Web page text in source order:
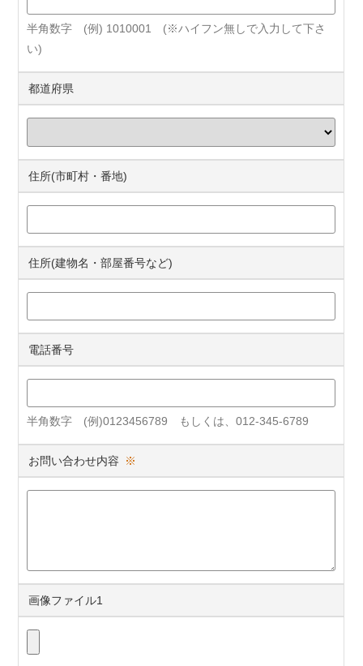
半角数字 (例) 1010001 (※ハイフン無しで入力して下さ
い)
都道府県
住所(市町村・番地)
住所(建物名・部屋番号など)
電話番号
半角数字 (例)0123456789 もしくは、012-345-6789
お問い合わせ内容 ※
画像ファイル1